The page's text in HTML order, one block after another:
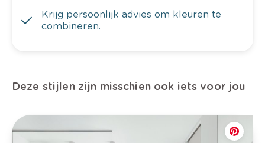
Krijg persoonlijk advies om kleuren te
combineren.
Deze stijlen zijn misschien ook iets voor jou